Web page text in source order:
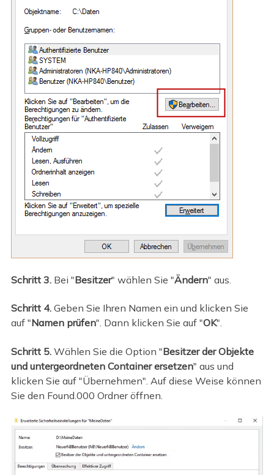
Schritt 3.Bei "Besitzer" wählen Sie "Ändern" aus.
Schritt 4.Geben Sie Ihren Namen ein und klicken Sie
auf "Namen prüfen". Dann klicken Sie auf "OK".
Schritt 5.Wählen Sie die Option "Besitzer der Objekte
und untergeordneten Container ersetzen" aus und
klicken Sie auf "Übernehmen". Auf diese Weise können
Sie den Found.000 Ordner öffnen.